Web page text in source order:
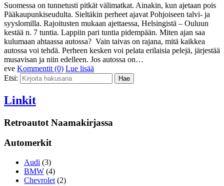
Suomessa on tunnetusti pitkät välimatkat. Ainakin, kun ajetaan pois
Pääkaupunkiseudulta. Sieltäkin perheet ajavat Pohjoiseen talvi- ja
syyslomilla. Rajoitusten mukaan ajettaessa, Helsingistä – Ouluun
kestää n. 7 tuntia. Lappiin pari tuntia pidempään. Miten ajan saa
kulumaan ahtaassa autossa? Vain taivas on rajana, mitä kaikkea
autossa voi tehdä. Perheen kesken voi pelata erilaisia pelejä, järjestää
musavisan ja niin edelleen. Jos autossa on…
eve Kommentit (0) Lue lisää
Etsi:
Linkit
Retroautot Naamakirjassa
Automerkit
Audi (3)
BMW (4)
Chevrolet (2)